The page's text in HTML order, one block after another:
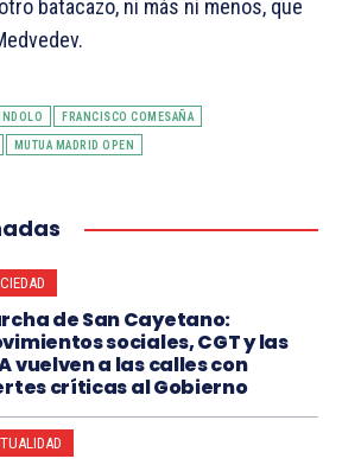
batacazo, ni más ni menos, que
FRANCISCO COMESAÑA
MUTUA MADRID OPEN
de San Cayetano:
sociales, CGT y las
vuelven a las calles con
críticas al Gobierno